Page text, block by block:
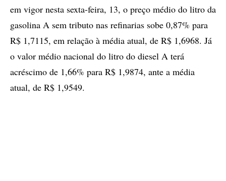
em vigor nesta sexta-feira, 13, o preço médio do litro da
gasolina A sem tributo nas refinarias sobe 0,87% para
R$ 1,7115, em relação à média atual, de R$ 1,6968. Já
o valor médio nacional do litro do diesel A terá
acréscimo de 1,66% para R$ 1,9874, ante a média
atual, de R$ 1,9549.